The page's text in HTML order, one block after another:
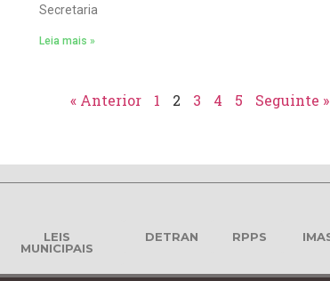
Secretaria
Leia mais »
« Anterior 1 2 3 4 5 Seguinte »
LEIS
MUNICIPAIS
DETRAN RPPS